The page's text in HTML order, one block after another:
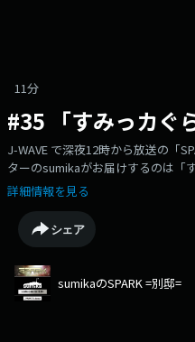
11分
#35 「すみっカぐ
J-WAVE で深夜12時から放送の「
ターのsumikaがお届けするのは「
必要な情報だったかどうかをメン
にまつわる情報を紹介！これを聞
分を再編集しています。
詳細情報を見る
シェア
sumikaのSPARK =別邸=